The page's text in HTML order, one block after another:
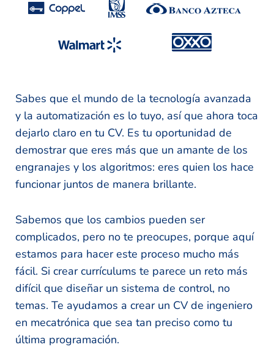
Sabes que el mundo de la tecnología avanzada
y la automatización es lo tuyo, así que ahora toca
dejarlo claro en tu CV. Es tu oportunidad de
demostrar que eres más que un amante de los
engranajes y los algoritmos: eres quien los hace
funcionar juntos de manera brillante.
Sabemos que los cambios pueden ser
complicados, pero no te preocupes, porque aquí
estamos para hacer este proceso mucho más
fácil. Si crear currículums te parece un reto más
difícil que diseñar un sistema de control, no
temas. Te ayudamos a crear un CV de ingeniero
en mecatrónica que sea tan preciso como tu
última programación.